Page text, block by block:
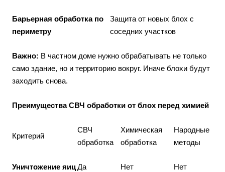
Барьерная обработка по
периметру
Защита от новых блох с
соседних участков
Важно: В частном доме нужно обрабатывать не только
само здание, но и территорию вокруг. Иначе блохи будут
заходить снова.
Преимущества СВЧ обработки от блох перед химией
Критерий
СВЧ
обработка
Химическая
обработка
Народные
методы
Уничтожение яицДа Нет Нет